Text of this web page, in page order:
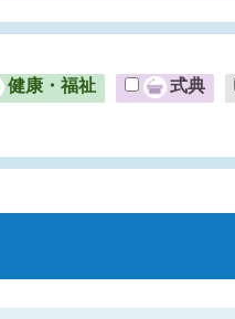
健康・福祉 式典